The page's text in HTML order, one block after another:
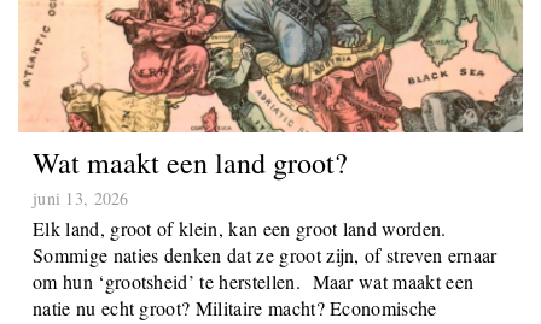
Wat maakt een land groot?
juni 13, 2026
Elk land, groot of klein, kan een groot land worden.
Sommige naties denken dat ze groot zijn, of streven ernaar
om hun ‘grootsheid’ te herstellen. Maar wat maakt een
natie nu echt groot? Militaire macht? Economische